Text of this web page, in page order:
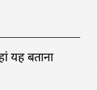
यह बताना